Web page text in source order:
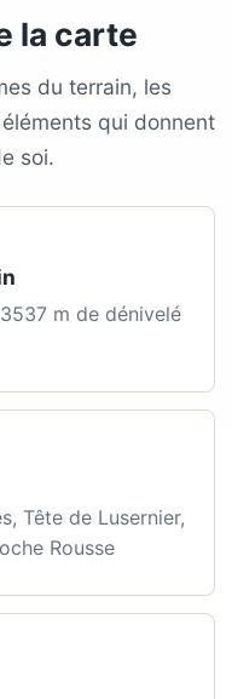
la carte
du terrain, les
qui donnent
soi.
m de dénivelé
Tête de Lusernier,
Rousse